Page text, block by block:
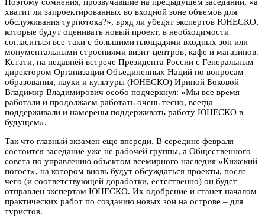
хватит ли запроектированных во входной зоне объемов для
обслуживания турпотока?», вряд ли убедят экспертов ЮНЕСКО,
которые будут оценивать новый проект, в необходимости
согласиться все-таки с большими площадями входных зон или
монументальными строениями визит-центров, кафе и магазинов.
Кстати, на недавней встрече Президента России с Генеральным
директором Организации Объединенных Наций по вопросам
образования, науки и культуры (ЮНЕСКО) Ириной Боковой
Владимир Владимирович особо подчеркнул: «Мы все время
работали и продолжаем работать очень тесно, всегда
поддерживали и намерены поддерживать работу ЮНЕСКО в
будущем».
Так что главный экзамен еще впереди. В середине февраля
состоится заседание уже не рабочей группы, а Общественного
совета по управлению объектом всемирного наследия «Кижский
погост», на котором вновь будут обсуждаться проекты, после
чего (и соответствующей доработки, естественно) он будет
отправлен экспертам ЮНЕСКО. Их одобрение и станет началом
практических работ по созданию новых зон на острове – для
туристов.